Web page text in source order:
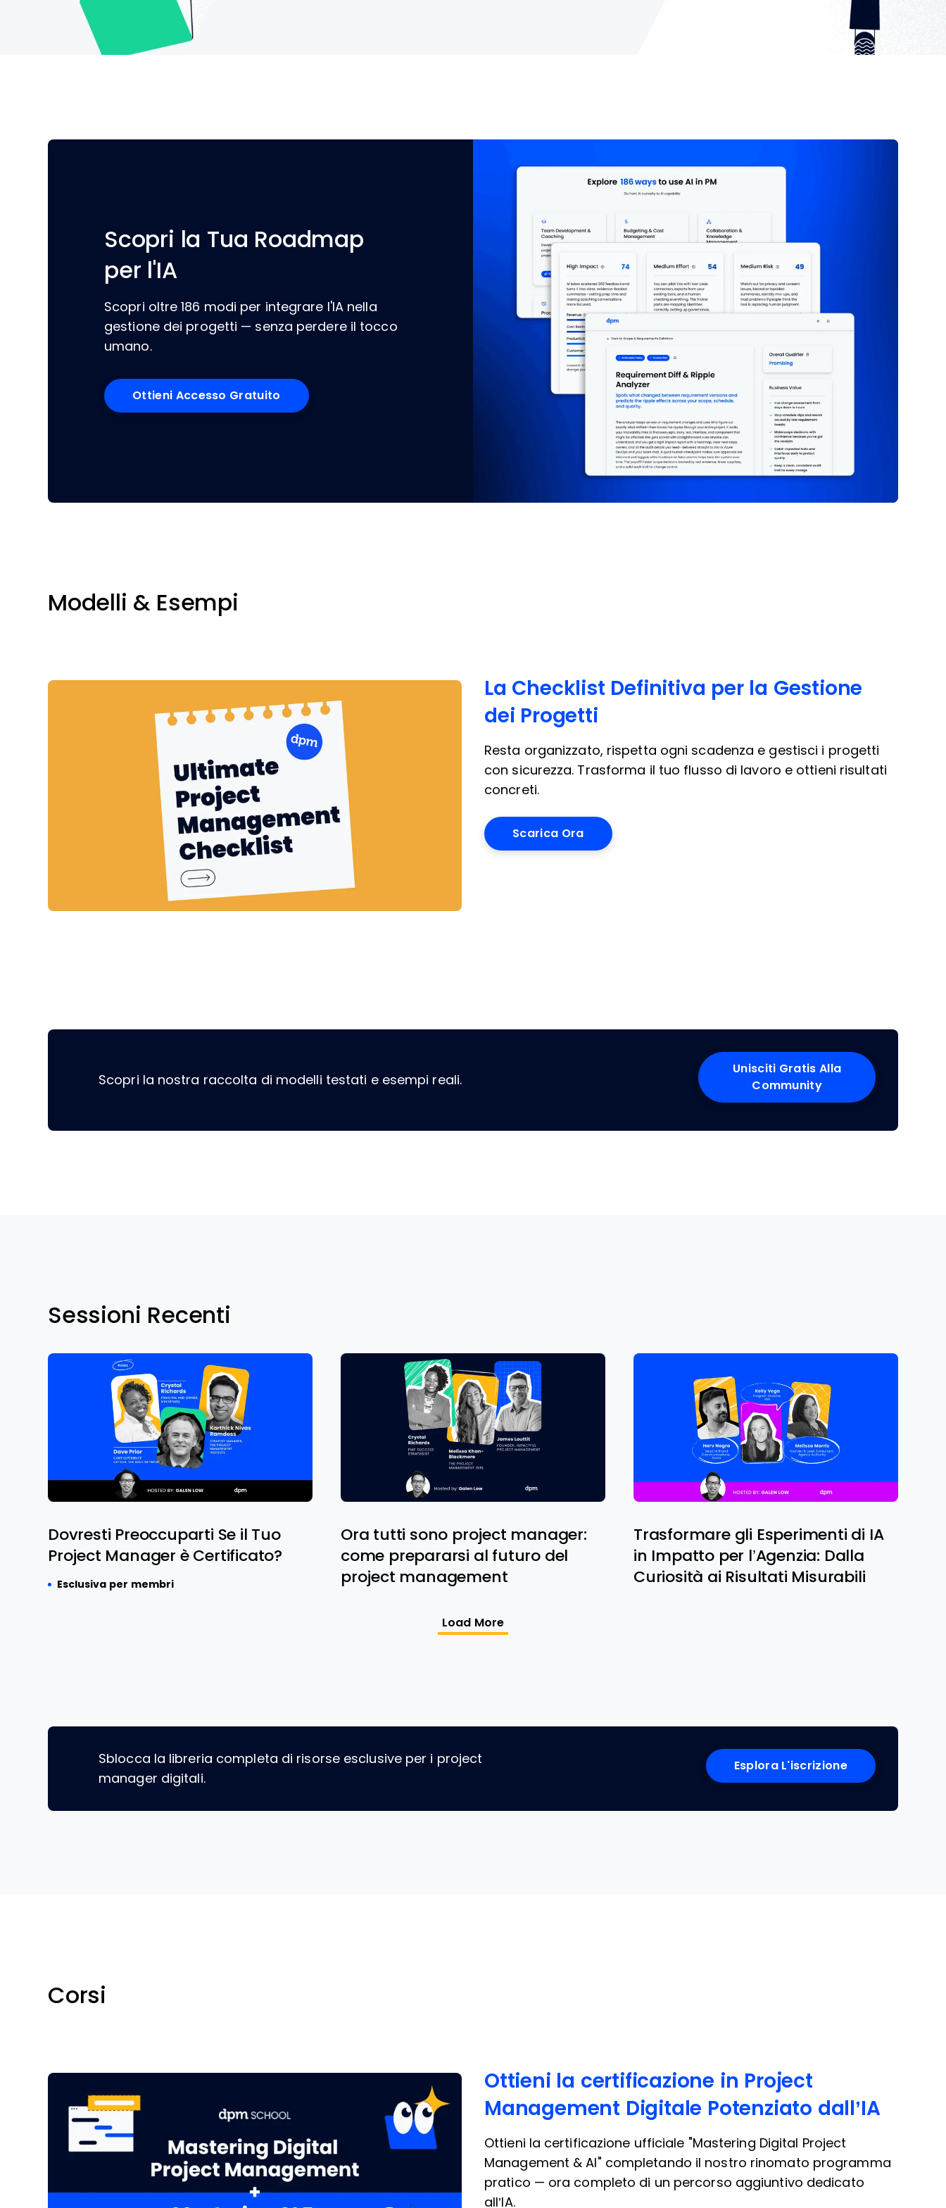
Scopri la Tua Roadmap
per l'IA
Scopri oltre 186 modi per integrare l'IA nella
gestione dei progetti — senza perdere il tocco
umano.
Ottieni Accesso Gratuito
Modelli & Esempi
La Checklist Definitiva per la Gestione
dei Progetti
Resta organizzato, rispetta ogni scadenza e gestisci i progetti
con sicurezza. Trasforma il tuo flusso di lavoro e ottieni risultati
concreti.
Scarica Ora
Scopri la nostra raccolta di modelli testati e esempi reali.
Unisciti Gratis Alla
Community
Sessioni Recenti
Dovresti Preoccuparti Se il Tuo
Project Manager è Certificato?
Esclusiva per membri
Ora tutti sono project manager:
come prepararsi al futuro del
project management
Trasformare gli Esperimenti di IA
in Impatto per l’Agenzia: Dalla
Curiosità ai Risultati Misurabili
Load More
Sblocca la libreria completa di risorse esclusive per i project
manager digitali.
Esplora L'iscrizione
Corsi
Ottieni la certificazione in Project
Management Digitale Potenziato dall’IA
Ottieni la certificazione ufficiale "Mastering Digital Project
Management & AI" completando il nostro rinomato programma
pratico — ora completo di un percorso aggiuntivo dedicato
all’IA.